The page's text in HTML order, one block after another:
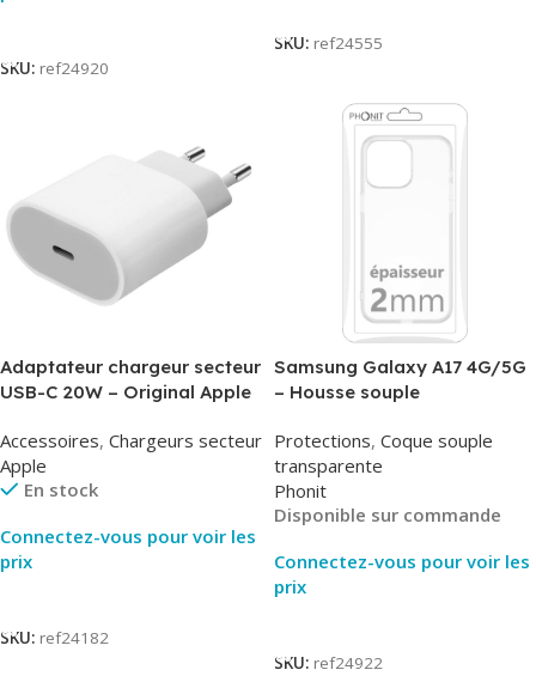
SKU: ref24920
SKU: ref24555
Adaptateur chargeur secteur
USB-C 20W – Original Apple
Accessoires, Chargeurs secteur
Apple
En stock
Connectez-vous pour voir les
prix
SKU: ref24182
Samsung Galaxy A17 4G/5G
– Housse souple
Protections, Coque souple
transparente
Phonit
Disponible sur commande
Connectez-vous pour voir les
prix
SKU: ref24922